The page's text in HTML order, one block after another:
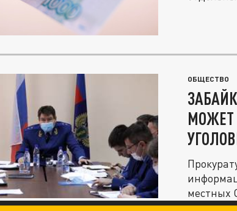
ОБЩЕСТВО
местных